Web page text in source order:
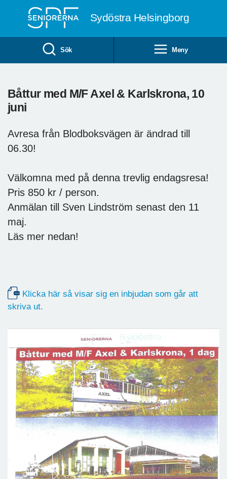
Sydöstra Helsingborg
Sök Meny
Båttur med M/F Axel & Karlskrona, 10
juni
Avresa från Blodboksvägen är ändrad till
06.30!
Välkomna med på denna trevlig endagsresa!
Pris 850 kr / person.
Anmälan till Sven Lindström senast den 11
maj.
Läs mer nedan!
Klicka här så visar sig en inbjudan som går att
skriva ut.